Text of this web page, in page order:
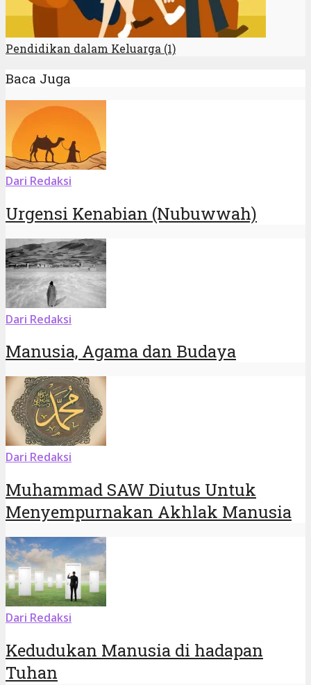
Pendidikan dalam Keluarga (1)
Baca Juga
Dari Redaksi
Urgensi Kenabian (Nubuwwah)
Dari Redaksi
Manusia, Agama dan Budaya
Dari Redaksi
Muhammad SAW Diutus Untuk
Menyempurnakan Akhlak Manusia
Dari Redaksi
Kedudukan Manusia di hadapan
Tuhan